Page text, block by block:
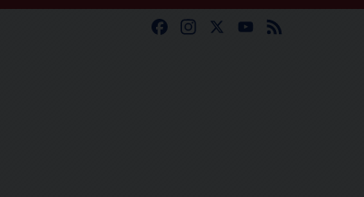
Facebook
Instagram
X YouTube
Feed